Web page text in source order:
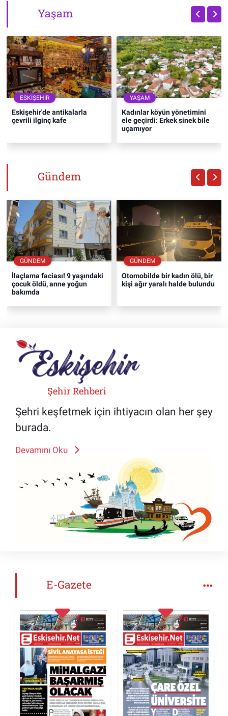
Yaşam
ESKIŞEHIR
Eskişehir'de antikalarla
çevrili ilginç kafe
YAŞAM
Kadınlar köyün yönetimini
ele geçirdi: Erkek sinek bile
uçamıyor
Gündem
GÜNDEM
İlaçlama faciası! 9 yaşındaki
çocuk öldü, anne yoğun
bakımda
GÜNDEM
Otomobilde bir kadın ölü, bir
kişi ağır yaralı halde bulundu
Şehir Rehberi
Şehri keşfetmek için ihtiyacın olan her şey
burada.
Devamını Oku
E-Gazete